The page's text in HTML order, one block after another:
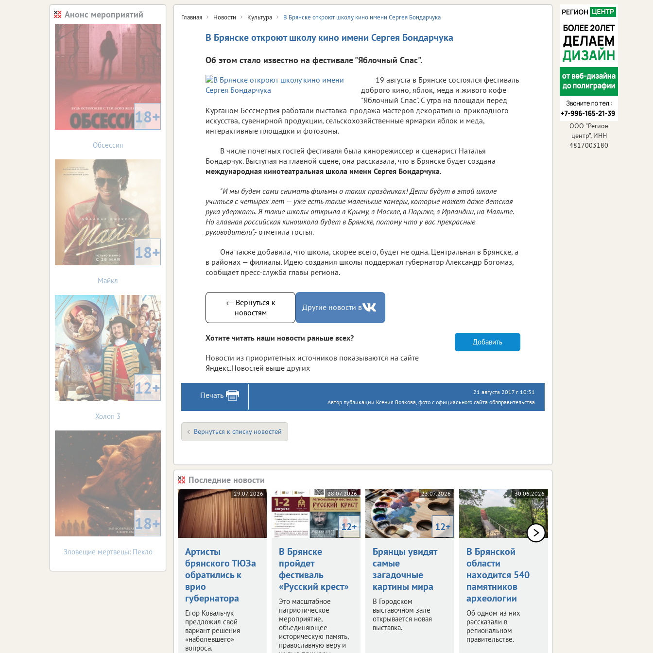
Главная Новости Культура В Брянске откроют школу кино имени Сергея Бондарчука
В Брянске откроют школу кино имени Сергея Бондарчука
Об этом стало известно на фестивале "Яблочный Спас".
19 августа в Брянске состоялся фестиваль
доброго кино, яблок, меда и живого кофе
"Яблочный Спас". С утра на площади перед
Курганом Бессмертия работали выставка-продажа мастеров декоративно-прикладного
искусства, сувенирной продукции, сельскохозяйственные ярмарки яблок и меда,
интерактивные площадки и фотозоны.
В числе почетных гостей фестиваля была кинорежиссер и сценарист Наталья
Бондарчук. Выступая на главной сцене, она рассказала, что в Брянске будет создана
международная кинотеатральная школа имени Сергея Бондарчука.
"И мы будем сами снимать фильмы о таких праздниках! Дети будут в этой школе
учиться с четырех лет — уже есть такие маленькие камеры, которые может даже детская
рука удержать. Я такие школы открыла в Крыму, в Москве, в Париже, в Ирландии, на Мальте.
Но главная российская киношкола будет в Брянске, потому что у вас прекрасные
руководители",- отметила гостья.
Она также добавила, что школа, скорее всего, будет не одна. Центральная в Брянске, а
в районах — филиалы. Идею создания школы поддержал губернатор Александр Богомаз,
сообщает пресс-служба главы региона.
← Вернуться к
новостям
Другие новости в
Хотите читать наши новости раньше всех?
Новости из приоритетных источников показываются на сайте
Яндекс.Новостей выше других
Добавить
Печать
21 августа 2017 г. 10:51
Автор публикации Ксения Волкова, фото с официального сайта облправительства
Вернуться к списку новостей
Последние новости
29.07.2026
Артисты
брянского ТЮЗа
обратились к
врио
губернатора
Егор Ковальчук
предложил свой
вариант решения
«наболевшего»
вопроса.
28.07.2026
12+
В Брянске
пройдет
фестиваль
«Русский крест»
Это масштабное
патриотическое
мероприятие,
объединяющее
историческую память,
православную веру и
23.07.2026
12+
Брянцы увидят
самые
загадочные
картины мира
В Городском
выставочном зале
открывается новая
выставка.
30.06.2026
В Брянской
области
находится 540
памятников
археологии
Об одном из них
рассказали в
региональном
правительстве.
Анонс мероприятий
18+
Обсессия
18+
Майкл
12+
Холоп 3
18+
Зловещие мертвецы: Пекло
ООО "Регион
центр", ИНН
4817003180